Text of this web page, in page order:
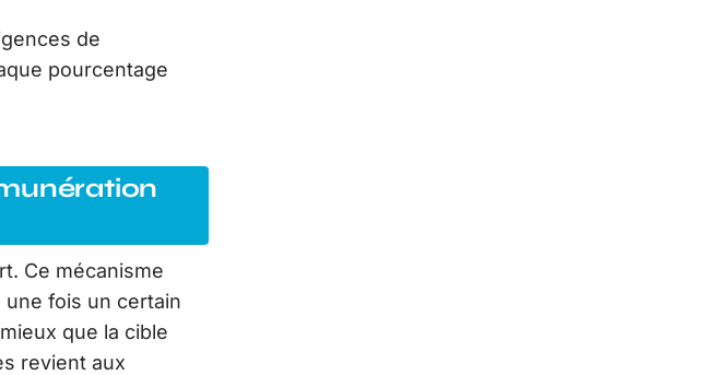
de
pourcentage
Ce mécanisme
fois un certain
que la cible
revient aux